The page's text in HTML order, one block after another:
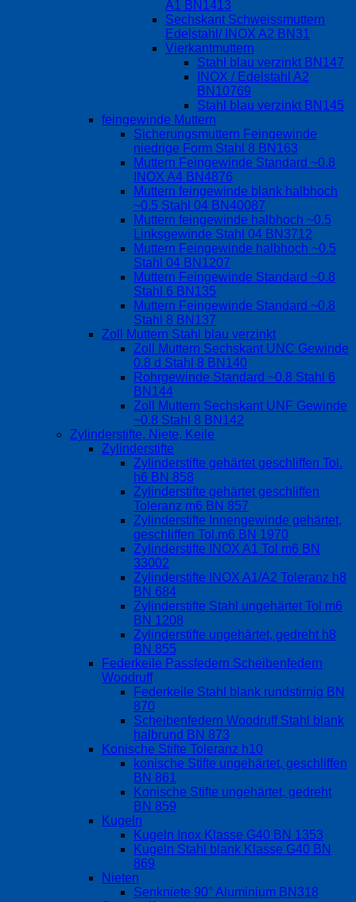
A1 BN1413
Sechskant Schweissmuttern
Edelstahl/ INOX A2 BN31
Vierkantmuttern
Stahl blau verzinkt BN147
INOX / Edelstahl A2
BN10769
Stahl blau verzinkt BN145
feingewinde Muttern
Sicherungsmuttern Feingewinde
niedrige Form Stahl 8 BN163
Muttern Feingewinde Standard ~0.8
INOX A4 BN4876
Muttern feingewinde blank halbhoch
~0.5 Stahl 04 BN40087
Muttern feingewinde halbhoch ~0.5
Linksgewinde Stahl 04 BN3712
Muttern Feingewinde halbhoch ~0.5
Stahl 04 BN1207
Muttern Feingewinde Standard ~0.8
Stahl 6 BN135
Muttern Feingewinde Standard ~0.8
Stahl 8 BN137
Zoll Muttern Stahl blau verzinkt
Zoll Muttern Sechskant UNC Gewinde
0.8 d Stahl 8 BN140
Rohrgewinde Standard ~0.8 Stahl 6
BN144
Zoll Muttern Sechskant UNF Gewinde
~0.8 Stahl 8 BN142
Zylinderstifte, Niete, Keile
Zylinderstifte
Zylinderstifte gehärtet geschliffen Tol.
h6 BN 858
Zylinderstifte gehärtet geschliffen
Toleranz m6 BN 857
Zylinderstifte Innengewinde gehärtet,
geschliffen Tol.m6 BN 1970
Zylinderstifte INOX A1 Tol m6 BN
33002
Zylinderstifte INOX A1/A2 Toleranz h8
BN 684
Zylinderstifte Stahl ungehärtet Tol m6
BN 1208
Zylinderstifte ungehärtet, gedreht h8
BN 855
Federkeile Passfedern Scheibenfedern
Woodruff
Federkeile Stahl blank rundstirnig BN
870
Scheibenfedern Woodruff Stahl blank
halbrund BN 873
Konische Stifte Toleranz h10
konische Stifte ungehärtet, geschliffen
BN 861
Konische Stifte ungehärtet, gedreht
BN 859
Kugeln
Kugeln Inox Klasse G40 BN 1353
Kugeln Stahl blank Klasse G40 BN
869
Nieten
Senkniete 90° Aluminium BN318